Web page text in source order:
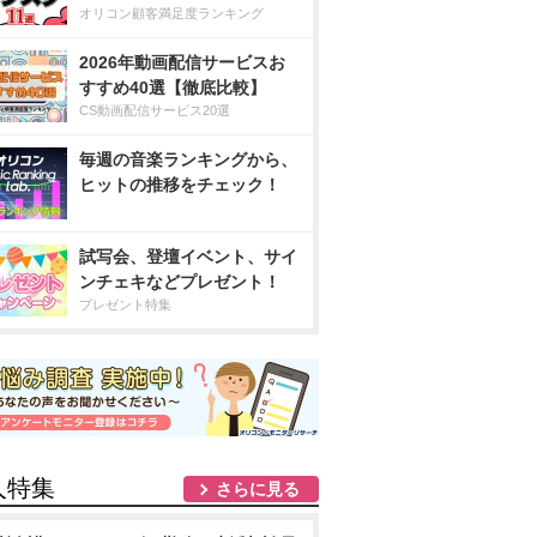
オリコン顧客満足度ランキング
2026年動画配信サービスお
すすめ40選【徹底比較】
CS動画配信サービス20選
毎週の音楽ランキングから、
ヒットの推移をチェック！
試写会、登壇イベント、サイ
ンチェキなどプレゼント！
プレゼント特集
特集 さらに見る